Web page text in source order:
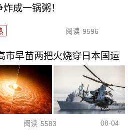
炸成一锅粥！
阅读 9596
市早苗两把火烧穿日本国运
阅读 5583 08-04